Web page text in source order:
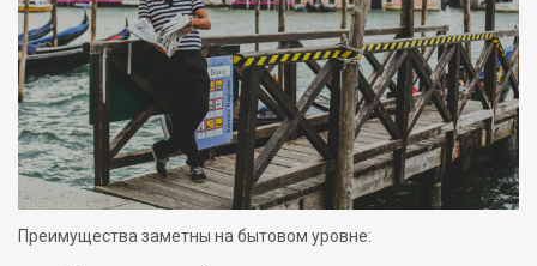
Преимущества заметны на бытовом уровне: